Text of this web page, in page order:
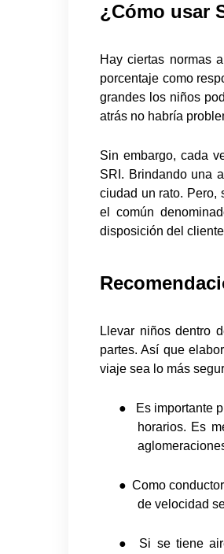
¿Cómo usar
Hay ciertas normas
porcentaje como
grandes los niños
atrás no habría
Sin embargo, cada
SRI. Brindando una
ciudad un rato. Pero,
el común
disposición del
Llevar niños dentro
partes. Así que
viaje sea lo más
●
Es importante
horarios. Es
● Como
de velocidad
●
Si se tiene